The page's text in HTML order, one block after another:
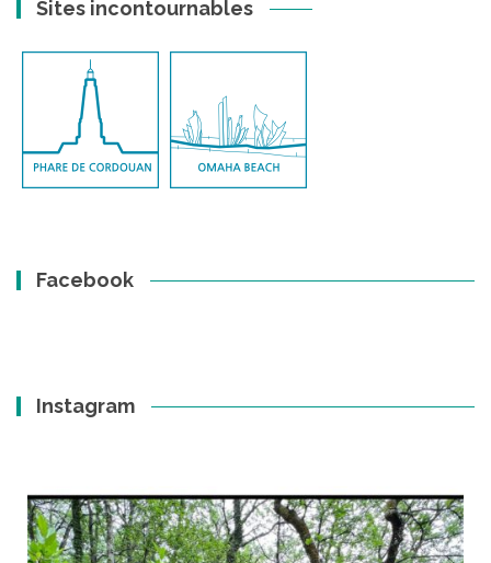
Sites incontournables
Facebook
Instagram